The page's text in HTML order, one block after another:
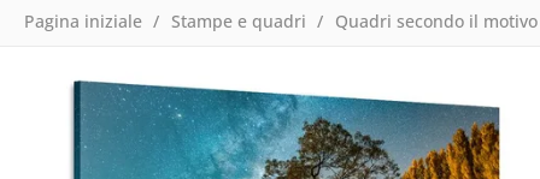
Pagina iniziale Stampe e quadri Quadri secondo il motivo